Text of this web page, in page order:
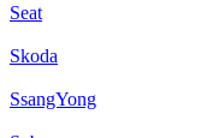
Seat
Skoda
SsangYong